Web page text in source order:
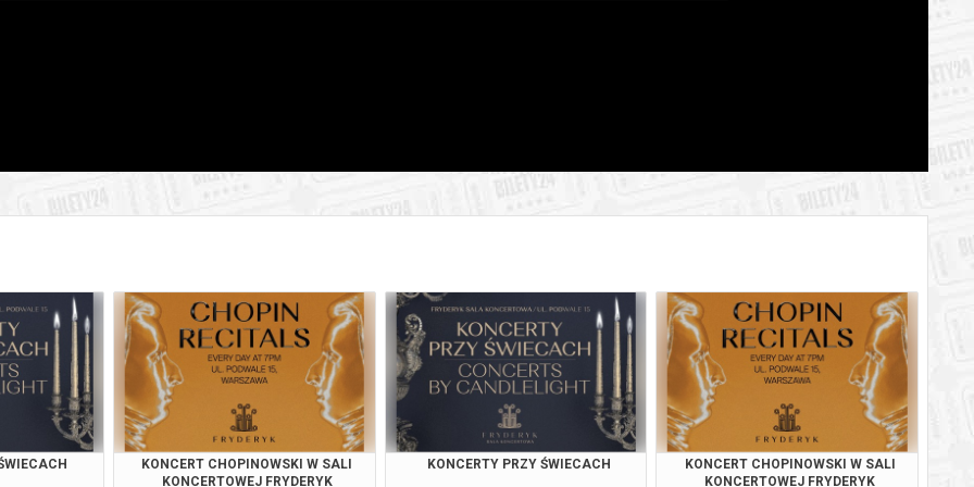
, g. 16:00 Fryderyk Concert Hall w Warszawie BILETY
, g. 19:00 (środa) Fryderyk Concert Hall w Warszawie od 65,00 pln BILETY
, g. 20:55 (środa) Fryderyk Concert Hall w Warszawie od 95,00 pln BILETY
, g. 14:30(czwartek) Fryderyk Concert Hall w Warszawie od 65,00 pln BILETY
KONCERT CHOPINOWSKI W SALI
KONCERTOWEJ FRYDERYK
KONCERTY PRZY ŚWIECACH
KONCERT CHOPINOWSKI W SALI
KONCERTOWEJ FRYDERYK